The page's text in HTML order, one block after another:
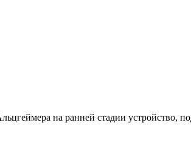
на ранней стадии устройство,